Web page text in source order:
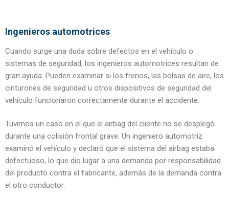
Ingenieros automotrices
Cuando surge una duda sobre defectos en el vehículo o
sistemas de seguridad, los ingenieros automotrices resultan de
gran ayuda. Pueden examinar si los frenos, las bolsas de aire, los
cinturones de seguridad u otros dispositivos de seguridad del
vehículo funcionaron correctamente durante el accidente.
Tuvimos un caso en el que el airbag del cliente no se desplegó
durante una colisión frontal grave. Un ingeniero automotriz
examinó el vehículo y declaró que el sistema del airbag estaba
defectuoso, lo que dio lugar a una demanda por responsabilidad
del producto contra el fabricante, además de la demanda contra
el otro conductor.